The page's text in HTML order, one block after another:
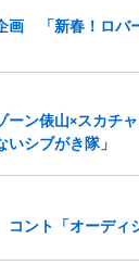
画 「新春！ロバ
ーン俵山×スカチ
いシブがき隊」
ント「オーディ